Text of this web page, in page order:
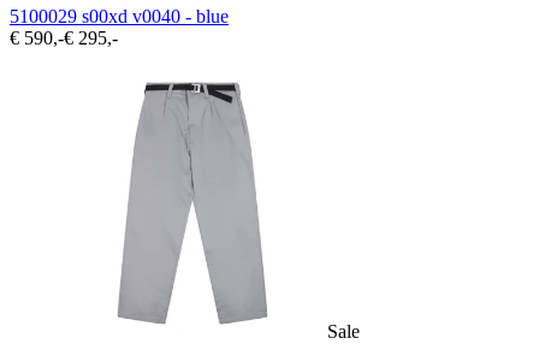
5100029 s00xd v0040 - blue
€ 590,-€ 295,-
Sale